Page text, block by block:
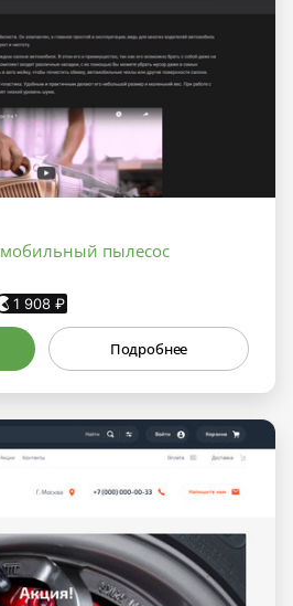
пылесос
1 908 ₽
Подробнее